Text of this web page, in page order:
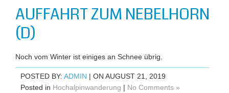
AUFFAHRT ZUM NEBELHORN
(D)
Noch vom Winter ist einiges an Schnee übrig.
POSTED BY: ADMIN | ON AUGUST 21, 2019
Posted in Hochalpinwanderung | No Comments »